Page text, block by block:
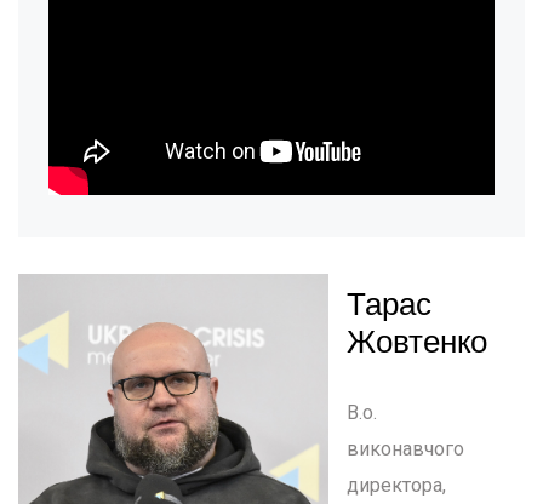
Тарас
Жовтенко
В.о.
виконавчого
директора,